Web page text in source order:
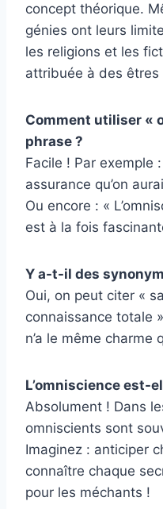
concept théorique.
génies ont leurs
les religions et les
attribuée à des êtres
Comment utiliser «
phrase ?
Facile ! Par exemple
assurance qu’on
Ou encore : «
est à la fois
Y a-t-il des
Oui, on peut citer «
connaissance totale
n’a le même charme
L’omniscience est-
Absolument ! Dans
omniscients sont
Imaginez : anticiper
connaître chaque
pour les méchants !